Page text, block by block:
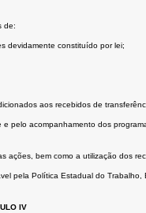
de:
devidamente constituído por lei;
aos recebidos de
pelo acompanhamento dos
bem como a utilização dos
pela Política Estadual do
IV